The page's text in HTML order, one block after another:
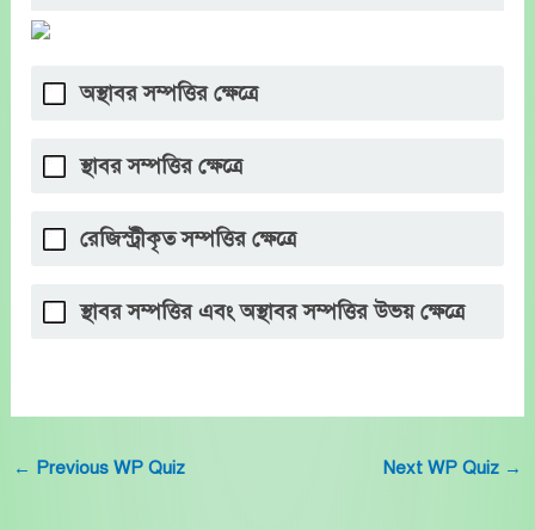
অস্থাবর সম্পত্তির ক্ষেত্রে
স্থাবর সম্পত্তির ক্ষেত্রে
রেজিস্ট্রীকৃত সম্পত্তির ক্ষেত্রে
স্থাবর সম্পত্তির এবং অস্থাবর সম্পত্তির উভয় ক্ষেত্রে
← Previous WP Quiz Next WP Quiz →